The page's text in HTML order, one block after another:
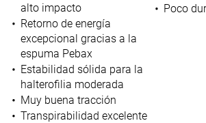
alto impacto
Retorno de energía
excepcional gracias a la
espuma Pebax
Estabilidad sólida para la
halterofilia moderada
Muy buena tracción
Transpirabilidad excelente
Poco